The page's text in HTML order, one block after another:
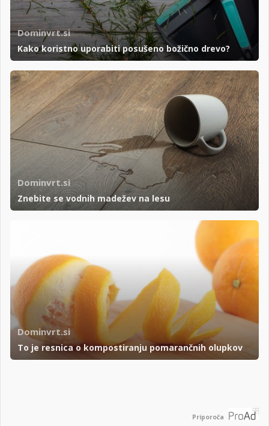
Dominvrt.si
Kako koristno uporabiti posušeno božično drevo?
Dominvrt.si
Znebite se vodnih madežev na lesu
Dominvrt.si
To je resnica o kompostiranju pomarančnih olupkov
Priporoča